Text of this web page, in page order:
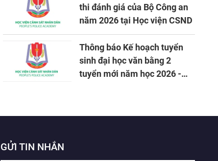
thi đánh giá của Bộ Công an
năm 2026 tại Học viện CSND
Thông báo Kế hoạch tuyển
sinh đại học văn bằng 2
tuyển mới năm học 2026 -
GỬI TIN NHẮN